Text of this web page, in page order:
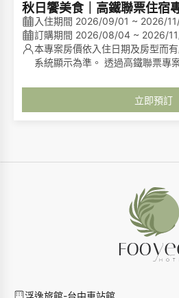
秋日饗美食｜高鐵聯票住宿
入住期間 2026/09/01 ~ 2026/
訂購期間 2026/08/04 ~ 2026/
本專案房價依入住日期及房型而
系統顯示為準。 透過高鐵聯票專案訂購住宿，可享高鐵車
立即預訂
浮逸旅館-台中車站館